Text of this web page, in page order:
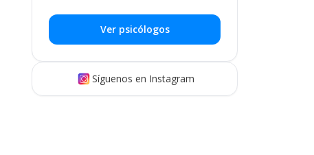
Ver psicólogos
Síguenos en Instagram